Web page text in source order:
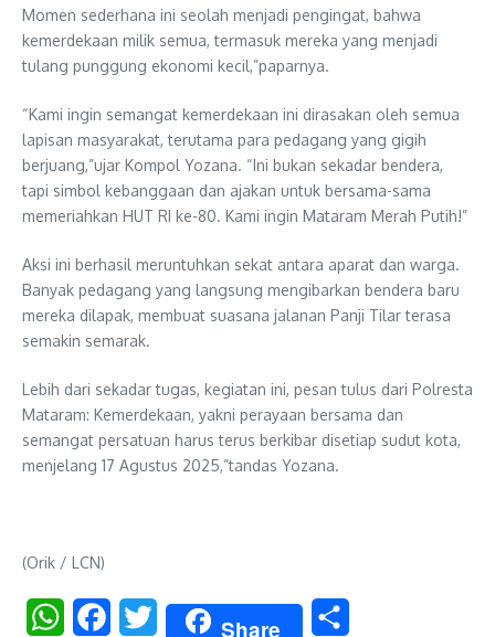
Momen sederhana ini seolah menjadi pengingat, bahwa
kemerdekaan milik semua, termasuk mereka yang menjadi
tulang punggung ekonomi kecil,”paparnya.
“Kami ingin semangat kemerdekaan ini dirasakan oleh semua
lapisan masyarakat, terutama para pedagang yang gigih
berjuang,”ujar Kompol Yozana. “Ini bukan sekadar bendera,
tapi simbol kebanggaan dan ajakan untuk bersama-sama
memeriahkan HUT RI ke-80. Kami ingin Mataram Merah Putih!”
Aksi ini berhasil meruntuhkan sekat antara aparat dan warga.
Banyak pedagang yang langsung mengibarkan bendera baru
mereka dilapak, membuat suasana jalanan Panji Tilar terasa
semakin semarak.
Lebih dari sekadar tugas, kegiatan ini, pesan tulus dari Polresta
Mataram: Kemerdekaan, yakni perayaan bersama dan
semangat persatuan harus terus berkibar disetiap sudut kota,
menjelang 17 Agustus 2025,”tandas Yozana.
(Orik / LCN)
WhatsAppFacebookTwitter Share